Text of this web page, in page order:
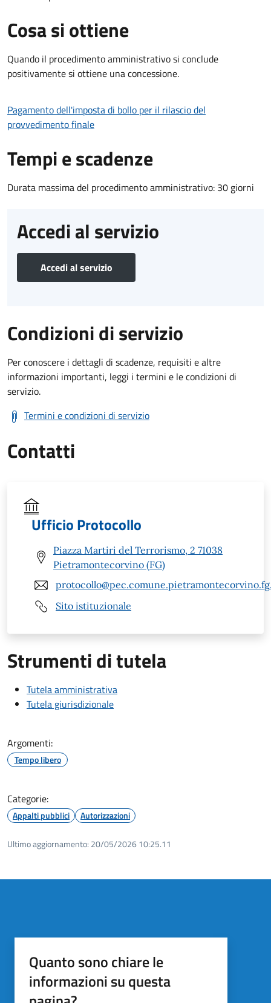
Cosa si ottiene
Quando il procedimento amministrativo si conclude
positivamente si ottiene una concessione.
Pagamento dell'imposta di bollo per il rilascio del
provvedimento finale
Tempi e scadenze
Durata massima del procedimento amministrativo: 30 giorni
Accedi al servizio
Accedi al servizio
Condizioni di servizio
Per conoscere i dettagli di scadenze, requisiti e altre
informazioni importanti, leggi i termini e le condizioni di
servizio.
Termini e condizioni di servizio
Contatti
Ufficio Protocollo
Piazza Martiri del Terrorismo, 2 71038
Pietramontecorvino (FG)
Sito istituzionale
Strumenti di tutela
Tutela amministrativa
Tutela giurisdizionale
Argomenti:
Tempo libero
Categorie:
Appalti pubblici Autorizzazioni
Ultimo aggiornamento: 20/05/2026 10:25.11
Quanto sono chiare le
informazioni su questa